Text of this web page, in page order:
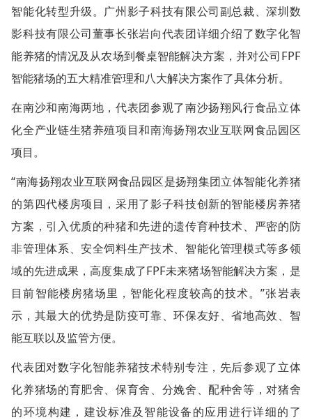
智能化转型升级。广州影子科技有限公司副总裁、深圳数
影科技有限公司董事长张岩向代表团详细介绍了数字化智
能养猪的情况及从农场到餐桌智能解决方案，并对公司FPF
智能猪场的五大精准管理和八大解决方案作了具体分析。
在南沙和南海两地，代表团参观了南沙扬翔风行食品立体
化全产业链生猪养殖项目和南海扬翔农业互联网食品园区
项目。
“南海扬翔农业互联网食品园区是扬翔集团立体智能化养猪
的第四代楼房项目，采用了影子科技创新的智能楼房养猪
方案，引入优质的种猪和先进的遗传育种技术、严密的防
非管理体系、安全饲料生产技术、智能化管理模式等多领
域的先进成果，高度集成了FPF未来猪场智能解决方案，是
目前智能楼房猪场里，智能化程度较高的技术。”张岩表
示，其最大的优势是防疫可靠、环保友好、省地高效、智
能互联以及监管方便。
代表团对数字化智能养猪技术特别专注，先后参观了立体
化养猪场的育肥舍、保育舍、分娩舍、配种舍等，对猪舍
的环境构建，建设标准及智能设备的应用进行详细的了